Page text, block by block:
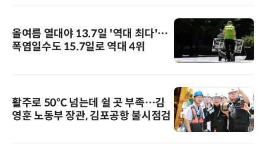
올여름 열대야 13.7일 '역대 최다'…
폭염일수도 15.7일로 역대 4위
활주로 50℃ 넘는데 쉴 곳 부족…김
영훈 노동부 장관, 김포공항 불시점검